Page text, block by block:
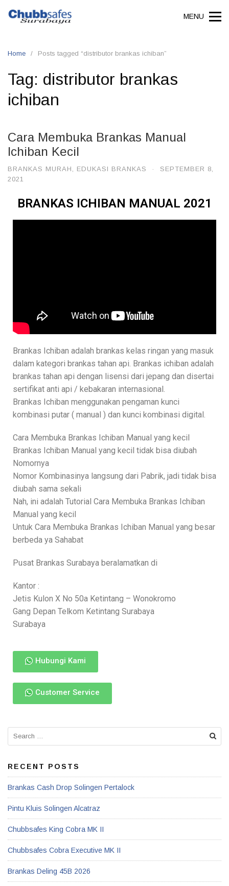
MENU
Home Posts tagged “distributor brankas ichiban”
Tag: distributor brankas
ichiban
Cara Membuka Brankas Manual
Ichiban Kecil
BRANKAS MURAH , EDUKASI BRANKAS ·
SEPTEMBER 8,
2021
BRANKAS ICHIBAN MANUAL 2021
Brankas Ichiban adalah brankas kelas ringan yang masuk
dalam kategori brankas tahan api. Brankas ichiban adalah
brankas tahan api dengan lisensi dari jepang dan disertai
sertifikat anti api / kebakaran internasional.
Brankas Ichiban menggunakan pengaman kunci
kombinasi putar ( manual ) dan kunci kombinasi digital.
Cara Membuka Brankas Ichiban Manual yang kecil
Brankas Ichiban Manual yang kecil tidak bisa diubah
Nomornya
Nomor Kombinasinya langsung dari Pabrik, jadi tidak bisa
diubah sama sekali
Nah, ini adalah Tutorial Cara Membuka Brankas Ichiban
Manual yang kecil
Untuk Cara Membuka Brankas Ichiban Manual yang besar
berbeda ya Sahabat
Pusat Brankas Surabaya beralamatkan di
Kantor :
Jetis Kulon X No 50a Ketintang – Wonokromo
Gang Depan Telkom Ketintang Surabaya
Surabaya
Hubungi Kami
Customer Service
RECENT POSTS
Brankas Cash Drop Solingen Pertalock
Pintu Kluis Solingen Alcatraz
Chubbsafes King Cobra MK II
Chubbsafes Cobra Executive MK II
Brankas Deling 45B 2026